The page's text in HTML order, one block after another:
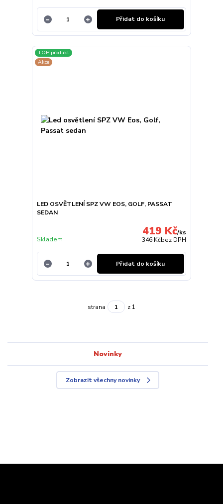
Přidat do košíku
TOP produkt
Akce
LED OSVĚTLENÍ SPZ VW EOS, GOLF, PASSAT
SEDAN
419 Kč/ks
346 Kčbez DPH
Skladem
Přidat do košíku
strana z 1
Novinky
Zobrazit všechny novinky